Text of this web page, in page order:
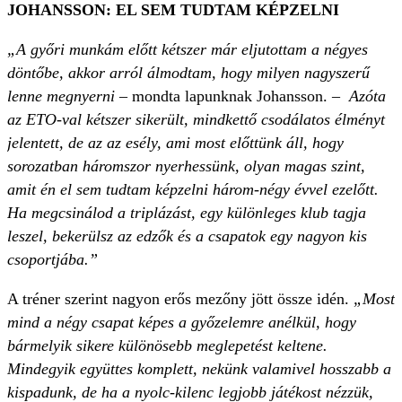
JOHANSSON: EL SEM TUDTAM KÉPZELNI
„A győri munkám előtt kétszer már eljutottam a négyes
döntőbe, akkor arról álmodtam, hogy milyen nagyszerű
lenne megnyerni – mondta lapunknak Johansson.– Azóta
az ETO-val kétszer sikerült, mindkettő csodálatos élményt
jelentett, de az az esély, ami most előttünk áll, hogy
sorozatban háromszor nyerhessünk, olyan magas szint,
amit én el sem tudtam képzelni három-négy évvel ezelőtt.
Ha megcsinálod a triplázást, egy különleges klub tagja
leszel, bekerülsz az edzők és a csapatok egy nagyon kis
csoportjába.”
A tréner szerint nagyon erős mezőny jött össze idén. „Most
mind a négy csapat képes a győzelemre anélkül, hogy
bármelyik sikere különösebb meglepetést keltene.
Mindegyik együttes komplett, nekünk valamivel hosszabb a
kispadunk, de ha a nyolc-kilenc legjobb játékost nézzük,